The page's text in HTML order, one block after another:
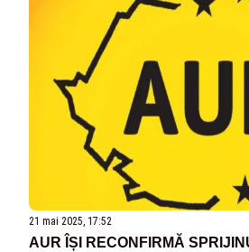
21 mai 2025, 17:52
AUR ÎȘI RECONFIRMĂ